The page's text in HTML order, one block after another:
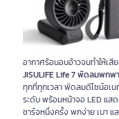
อากาศร้อนอบอ้าวจนทำให้เสี
JISULIFE Life 7 พัดลมพก
ทุกที่ทุกเวลา พัดลมดีไซน์อเน
ระดับ พร้อมหน้าจอ LED แส
ชาร์จหนึ่งครั้ง พกง่าย เบา แ